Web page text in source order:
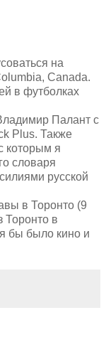
на
Canada.
в футболках
Палант с
Plus. Также
которым я
словаря
русской
в Торонто (9
Торонто в
бы было кино и